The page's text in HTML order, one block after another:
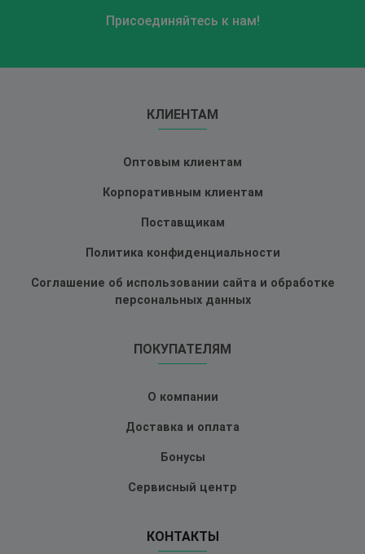
Присоединяйтесь к нам!
КЛИЕНТАМ
Оптовым клиентам
Корпоративным клиентам
Поставщикам
Политика конфиденциальности
Соглашение об использовании сайта и обработке
персональных данных
ПОКУПАТЕЛЯМ
О компании
Доставка и оплата
Бонусы
Сервисный центр
КОНТАКТЫ